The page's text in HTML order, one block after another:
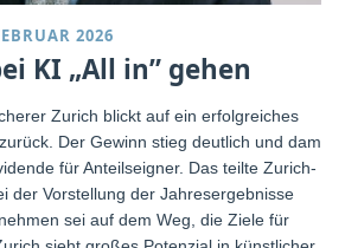
2026
KI „All in” gehen
Zurich blickt auf ein erfolgreiches
Der Gewinn stieg deutlich und damit
für Anteilseigner. Das teilte Zurich-
der Vorstellung der Jahresergebnisse
sei auf dem Weg, die Ziele für